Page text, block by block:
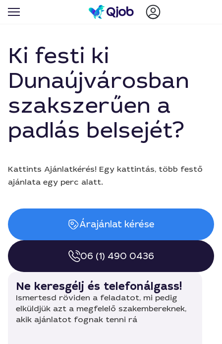
Ki festi ki
Dunaújvárosban
szakszerűen a
padlás belsejét?
Kattints Ajánlatkérés! Egy kattintás, több festő
ajánlata egy perc alatt.
Árajánlat kérése
06 (1) 490 0436
Ne keresgélj és telefonálgass!
Ismertesd röviden a feladatot, mi pedig
elküldjük azt a megfelelő szakembereknek,
akik ajánlatot fognak tenni rá